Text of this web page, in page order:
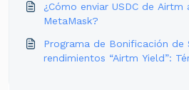
¿Cómo enviar USDC de Airtm
MetaMask?
Programa de Bonificación de
rendimientos “Airtm Yield”: